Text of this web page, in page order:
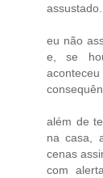
assustado.
eu não
e, se
além de
na casa,
cenas
com